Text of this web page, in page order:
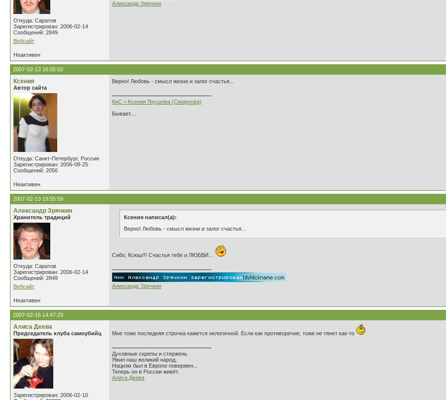
Откуда: Саратов
Зарегистрирован: 2006-02-14
Сообщений: 2849
Вебсайт
Александр Зрячкин
Неактивен
2007-02-13 16:55:02
Ксения
Автор сайта
Откуда: Санкт-Петербург, Россия
Зарегистрирован: 2006-08-25
Сообщений: 2056
Верно! Любовь - смысл жизни и залог счастья...
КиС = Ксения Якушева (Смирнова)
Бывает....
Неактивен
2007-02-13 19:55:59
Александр Зрячкин
Хранитель традиций
Откуда: Саратов
Зарегистрирован: 2006-02-14
Сообщений: 2849
Вебсайт
Ксения написал(а):
Верно! Любовь - смысл жизни и залог счастья...
Сибо, Ксюш!!! Счастья тебе и ЛЮБВИ...
Александр Зрячкин
Неактивен
2007-02-16 14:47:29
Алиса Деева
Председатель клуба самоубийц
Зарегистрирован: 2006-02-10
Мне тоже последняя строчка кажется нелогичной. Если как противоречие, тоже не тянет как-то
Духовные скрепы и стержень
Явил наш великий народ,
Нацизм был в Европе повержен...
Теперь он в России живёт.
Алиса Деева